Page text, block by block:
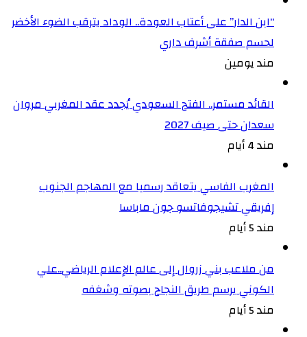
“ابن الدار” على أعتاب العودة.. الوداد يترقب الضوء الأخضر
لحسم صفقة أشرف داري
مند يومين
القائد مستمر.. الفتح السعودي يُجدد عقد المغربي مروان
سعدان حتى صيف 2027
مند 4 أيام
المغرب الفاسي يتعاقد رسميا مع المهاجم الجنوب
إفريقي تشيجوفاتسو جون ماباسا
مند 5 أيام
من ملاعب بني زروال إلى عالم الإعلام الرياضي..علي
الكوني يرسم طريق النجاح بصوته وشغفه
مند 5 أيام